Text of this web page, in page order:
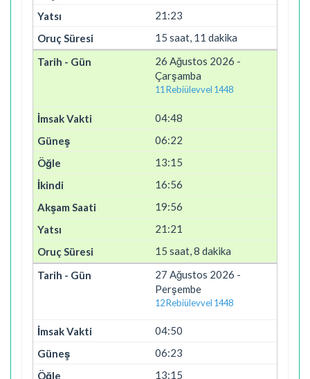
21:23
15 saat, 11 dakika
26 Ağustos 2026 -
Çarşamba
11 Rebiülevvel 1448
04:48
06:22
13:15
16:56
19:56
21:21
15 saat, 8 dakika
27 Ağustos 2026 -
Perşembe
12 Rebiülevvel 1448
04:50
06:23
13:15